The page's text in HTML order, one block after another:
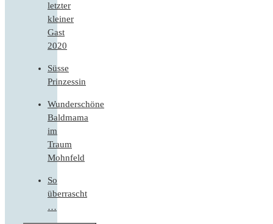
letzter
kleiner
Gast
2020
Süsse
Prinzessin
Wunderschöne
Baldmama
im
Traum
Mohnfeld
So
überrascht
…